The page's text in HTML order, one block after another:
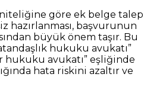
göre ek belge talep
hazırlanması, başvurunun
büyük önem taşır. Bu
hukuku avukatı”
hukuku avukatı” eşliğinde
hata riskini azaltır ve